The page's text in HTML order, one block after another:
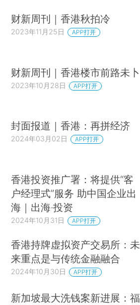
财新周刊｜香港秋拍冷
2023年11月25日 APP打开
财新周刊｜香港楼市前路未卜
2023年10月28日 APP打开
封面报道｜香港：再拼经济
2024年03月02日 APP打开
香港投资推广署：将提供“客
户经理式”服务 助中国企业出
海｜出海·投资
2024年10月31日 APP打开
香港持牌虚拟资产交易所：未
来重点是与传统金融融合
2024年10月30日 APP打开
新加坡最大洗钱案新进展：福